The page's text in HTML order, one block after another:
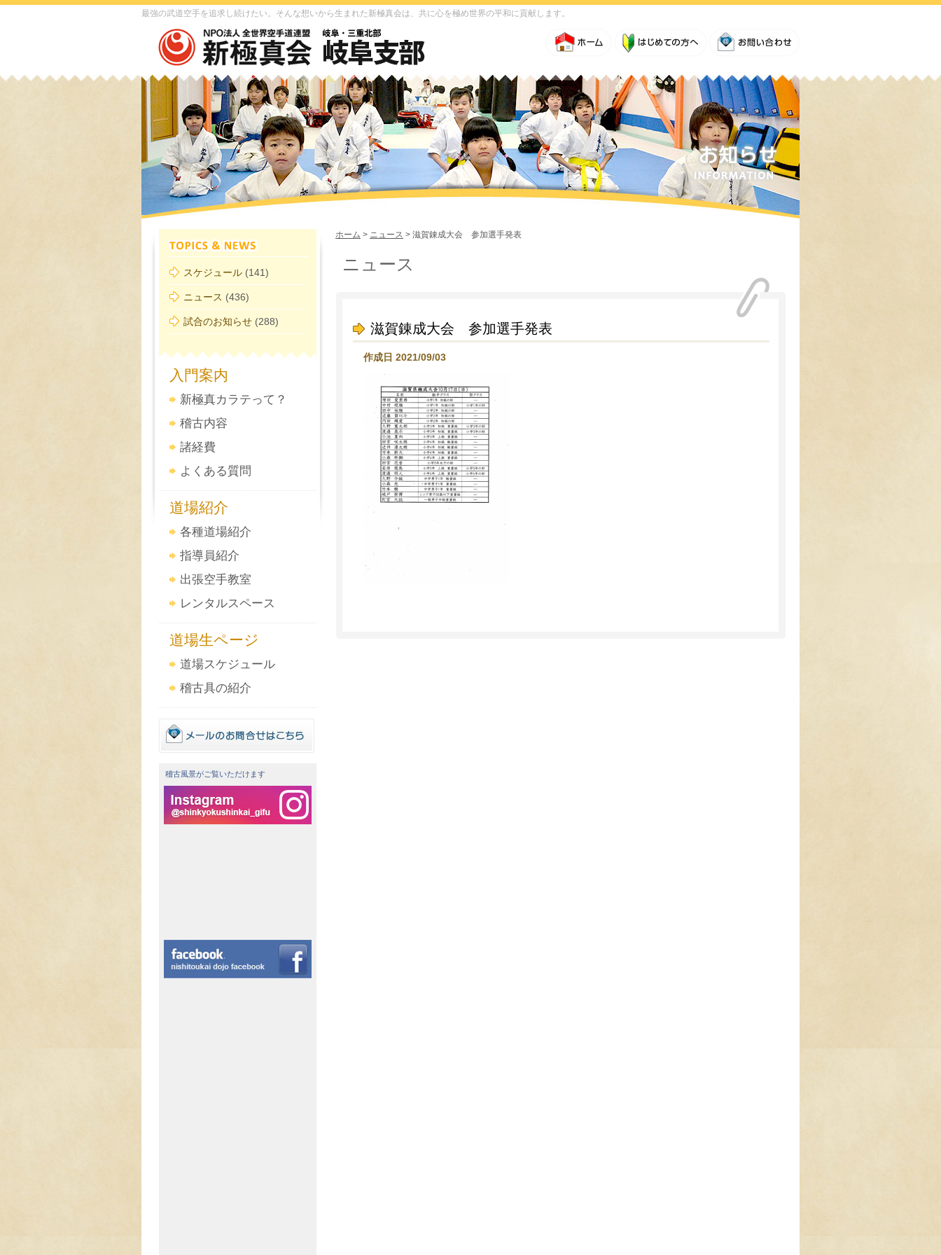
最強の武道空手を追求し続けたい。そんな想いから生まれた新極真会は、共に心を極め世界の平和に貢献します。
ホーム > ニュース > 滋賀錬成大会 参加選手発表
ニュース
滋賀錬成大会 参加選手発表
作成日 2021/09/03
スケジュール (141)
ニュース (436)
試合のお知らせ (288)
入門案内
新極真カラテって？
稽古内容
諸経費
よくある質問
道場紹介
各種道場紹介
指導員紹介
出張空手教室
レンタルスペース
道場生ページ
道場スケジュール
稽古具の紹介
稽古風景がご覧いただけます